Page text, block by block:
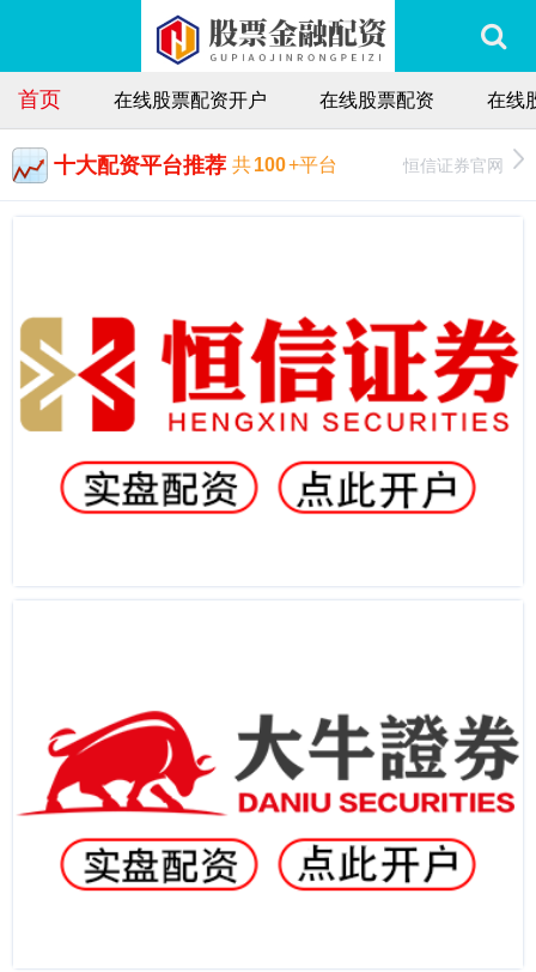
首页 在线股票配资开户 在线股票配资 在线
十大配资平台推荐 共100+平台 恒信证券官网